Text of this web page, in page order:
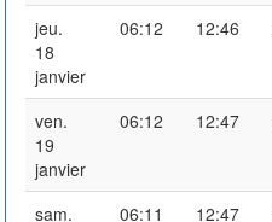
jeu.
18
janvier
06:12 12:46
ven.
19
janvier
06:12 12:47
sam. 06:11 12:47